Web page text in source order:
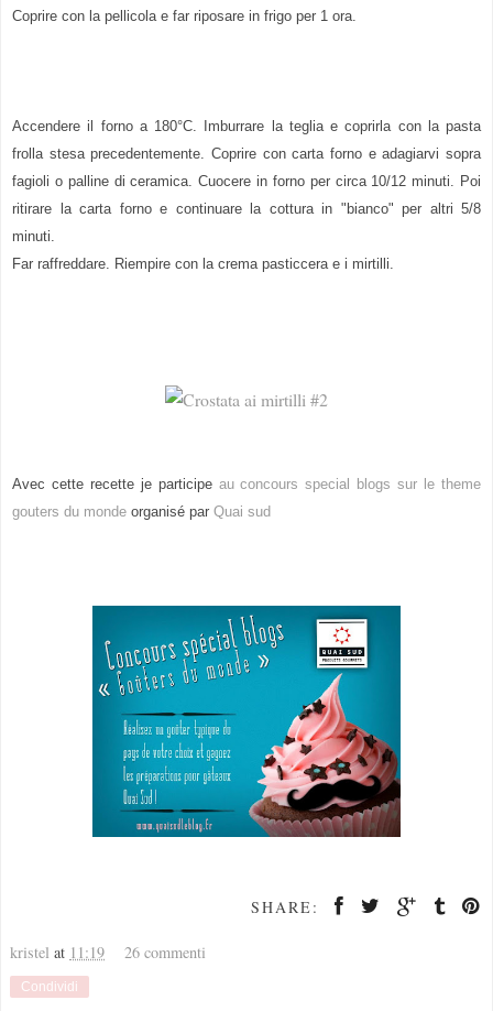
Coprire con la pellicola e far riposare in frigo per 1 ora.
Accendere il forno a 180°C. Imburrare la teglia e coprirla con la pasta
frolla stesa precedentemente. Coprire con carta forno e adagiarvi sopra
fagioli o palline di ceramica. Cuocere in forno per circa 10/12 minuti. Poi
ritirare la carta forno e continuare la cottura in "bianco" per altri 5/8
minuti.
Far raffreddare. Riempire con la crema pasticcera e i mirtilli.
Avec cette recette je participe au concours special blogs sur le theme
gouters du monde organisé par Quai sud
SHARE:
kristel at 11:19 26 commenti
Condividi